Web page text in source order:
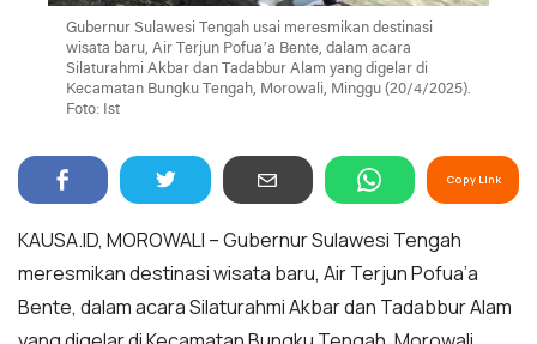
Gubernur Sulawesi Tengah usai meresmikan destinasi
wisata baru, Air Terjun Pofua’a Bente, dalam acara
Silaturahmi Akbar dan Tadabbur Alam yang digelar di
Kecamatan Bungku Tengah, Morowali, Minggu (20/4/2025).
Foto: Ist
Copy Link
KAUSA.ID, MOROWALI – Gubernur Sulawesi Tengah
meresmikan destinasi wisata baru, Air Terjun Pofua’a
Bente, dalam acara Silaturahmi Akbar dan Tadabbur Alam